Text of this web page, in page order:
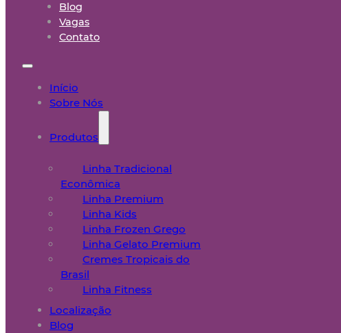
Blog
Vagas
Contato
Início
Sobre Nós
Produtos
Linha Tradicional
Econômica
Linha Premium
Linha Kids
Linha Frozen Grego
Linha Gelato Premium
Cremes Tropicais do
Brasil
Linha Fitness
Localização
Blog